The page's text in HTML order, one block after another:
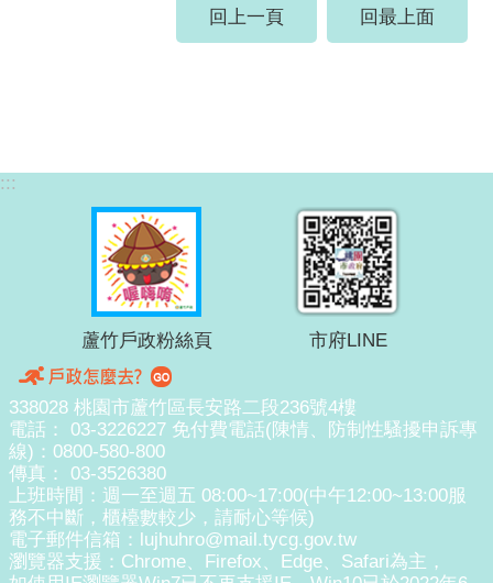
回上一頁 回最上面
:::
蘆竹戶政粉絲頁 市府LINE
338028 桃園市蘆竹區長安路二段236號4樓
電話： 03-3226227 免付費電話(陳情、防制性騷擾申訴專
線)：0800-580-800
傳真： 03-3526380
上班時間：週一至週五 08:00~17:00(中午12:00~13:00服
務不中斷，櫃檯數較少，請耐心等候)
電子郵件信箱：lujhuhro@mail.tycg.gov.tw
瀏覽器支援：Chrome、Firefox、Edge、Safari為主，